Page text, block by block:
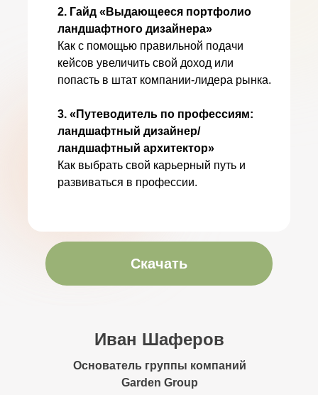
Скачать
2. Гайд «Выдающееся портфолио
ландшафтного дизайнера»
Как с помощью правильной подачи
кейсов увеличить свой доход или
попасть в штат компании-лидера рынка.
3. «Путеводитель по профессиям:
ландшафтный дизайнер/
ландшафтный архитектор»
Как выбрать свой карьерный путь и
развиваться в профессии.
Иван Шаферов
Основатель группы компаний
Garden Group